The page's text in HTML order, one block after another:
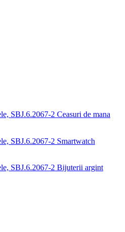
Ceasuri de mana
Smartwatch
Bijuterii argint